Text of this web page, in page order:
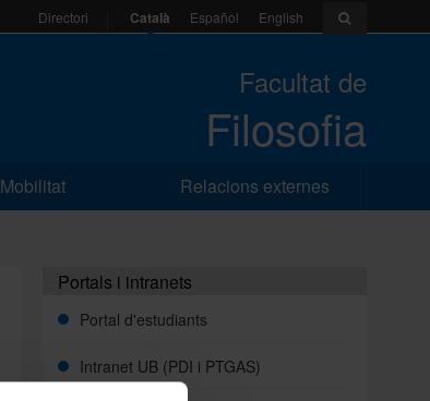
Directori Català Español English
Facultat de
Filosofia
Mobilitat Relacions externes
Portals i intranets
Portal d'estudiants
Intranet UB (PDI i PTGAS)